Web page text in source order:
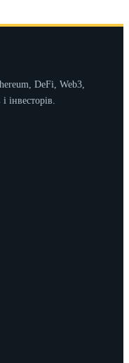
DeFi, Web3,
інвесторів.